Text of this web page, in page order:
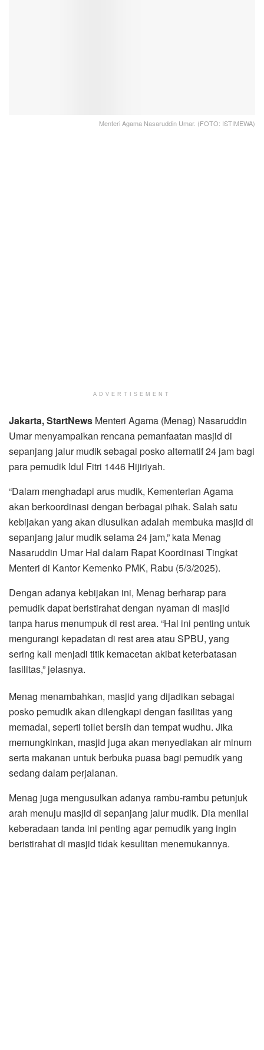
Menteri Agama Nasaruddin Umar. (FOTO: ISTIMEWA)
ADVERTISEMENT
Jakarta, StartNews Menteri Agama (Menag) Nasaruddin
Umar menyampaikan rencana pemanfaatan masjid di
sepanjang jalur mudik sebagai posko alternatif 24 jam bagi
para pemudik Idul Fitri 1446 Hijiriyah.
“Dalam menghadapi arus mudik, Kementerian Agama
akan berkoordinasi dengan berbagai pihak. Salah satu
kebijakan yang akan diusulkan adalah membuka masjid di
sepanjang jalur mudik selama 24 jam,” kata Menag
Nasaruddin Umar Hal dalam Rapat Koordinasi Tingkat
Menteri di Kantor Kemenko PMK, Rabu (5/3/2025).
Dengan adanya kebijakan ini, Menag berharap para
pemudik dapat beristirahat dengan nyaman di masjid
tanpa harus menumpuk di rest area. “Hal ini penting untuk
mengurangi kepadatan di rest area atau SPBU, yang
sering kali menjadi titik kemacetan akibat keterbatasan
fasilitas,” jelasnya.
Menag menambahkan, masjid yang dijadikan sebagai
posko pemudik akan dilengkapi dengan fasilitas yang
memadai, seperti toilet bersih dan tempat wudhu. Jika
memungkinkan, masjid juga akan menyediakan air minum
serta makanan untuk berbuka puasa bagi pemudik yang
sedang dalam perjalanan.
Menag juga mengusulkan adanya rambu-rambu petunjuk
arah menuju masjid di sepanjang jalur mudik. Dia menilai
keberadaan tanda ini penting agar pemudik yang ingin
beristirahat di masjid tidak kesulitan menemukannya.